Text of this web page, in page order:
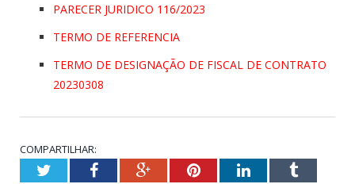
PARECER JURIDICO 116/2023
TERMO DE REFERENCIA
TERMO DE DESIGNAÇÃO DE FISCAL DE CONTRATO
20230308
COMPARTILHAR:
TwitterFacebookGoogle+PinterestLinkedInTumblr